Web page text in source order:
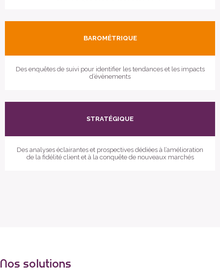
BAROMÉTRIQUE
Des enquêtes de suivi pour identifier les tendances et les impacts
d’évènements
STRATÉGIQUE
Des analyses éclairantes et prospectives dédiées à l’amélioration
de la fidélité client et à la conquête de nouveaux marchés
Nos solutions